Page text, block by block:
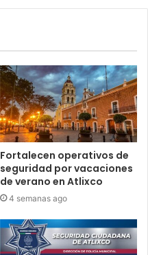
Fortalecen operativos de
seguridad por vacaciones
de verano en Atlixco
4 semanas ago